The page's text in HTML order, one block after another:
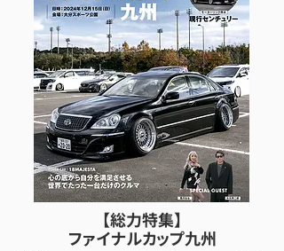
【総力特集】
ファイナルカップ九州